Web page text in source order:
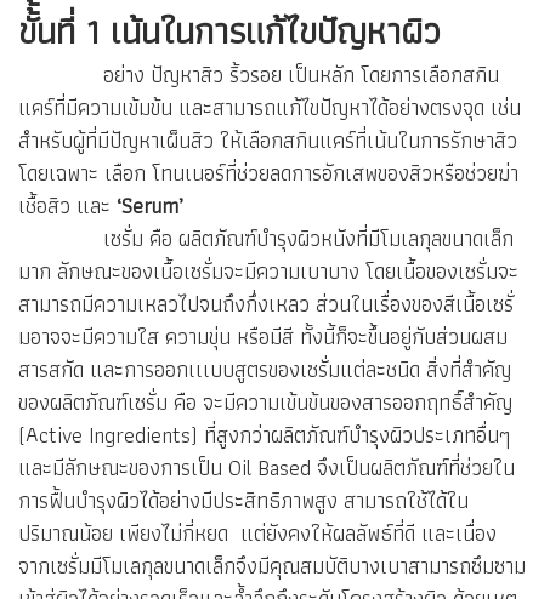
ขั้้นที่ 1 เน้นในการแก้ไขปัญหาผิว
อย่าง ปัญหาสิว ริ้วรอย เป็นหลัก โดยการเลือกสกิน
แคร์ที่มีความเข้มข้น และสามารถแก้ไขปัญหาได้อย่างตรงจุด เช่น
สำหรับผู้ที่มีปัญหาเผ็นสิว ให้เลือกสกินแคร์ที่เน้นในการรักษาสิว
โดยเฉพาะ เลือก โทนเนอร์ที่ช่วยลดการอักเสพของสิวหรือช่วยฆ่า
เชื้อสิว และ ‘Serum’
เซรั่ม คือ ผลิตภัณฑ์บำรุงผิวหนังที่มีโมเลกุลขนาดเล็ก
มาก ลักษณะของเนื้อเซรั่มจะมีความเบาบาง โดยเนื้อของเซรั่มจะ
สามารถมีความเหลวไปจนถึงกึ่งเหลว ส่วนในเรื่องของสีเนื้อเซรั่
มอาจจะมีความใส ความขุ่น หรือมีสี ทั้งนี้ก็จะขึ้นอยู่กับส่วนผสม
สารสกัด และการออกเเเบบสูตรของเซรั่มแต่ละชนิด สิ่งที่สำคัญ
ของผลิตภัณฑ์เซรั่ม คือ จะมีความเข้นข้นของสารออกฤทธิ์สำคัญ
(Active Ingredients) ที่สูงกว่าผลิตภัณฑ์บำรุงผิวประเภทอื่นๆ
และมีลักษณะของการเป็น Oil Based จึงเป็นผลิตภัณฑ์ที่ช่วยใน
การฟื้นบำรุงผิวได้อย่างมีประสิทธิภาพสูง สามารถใช้ได้ใน
ปริมาณน้อย เพียงไม่กี่หยด แต่ยังคงให้ผลลัพธ์ที่ดี และเนื่อง
จากเซรั่มมีโมเลกุลขนาดเล็กจึงมีคุณสมบัติบางเบาสามารถซึมซาม